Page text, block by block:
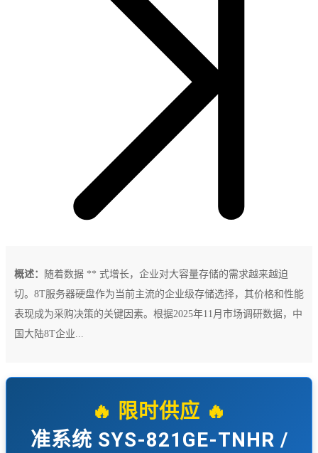
概述：
随着数据 ** 式增长，企业对大容量存储的需求越来越迫
切。8T服务器硬盘作为当前主流的企业级存储选择，其价格和性能
表现成为采购决策的关键因素。根据2025年11月市场调研数据，中
国大陆8T企业...
🔥 限时供应 🔥
准系统 SYS-821GE-TNHR /